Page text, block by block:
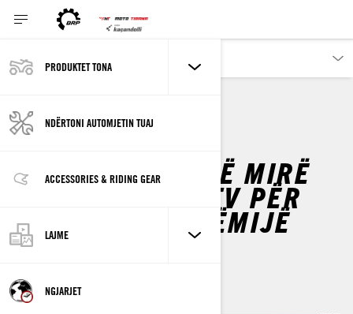
PRODUKTET TONA
NDËRTONI AUTOMJETIN TUAJ
ACCESSORIES & RIDING GEAR
LAJME
NGJARJET
NEW BUYER BUYING GUIDE
ZGJEDHJA MË TË MIRË
ATV OSE SXS/UTV PËR
FAMILJET ME FËMIJË